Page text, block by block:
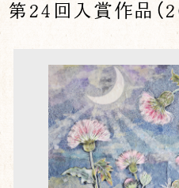
第24回入賞作品（